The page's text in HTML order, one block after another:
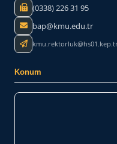
(0338) 226 31 95
bap@kmu.edu.tr
Konum